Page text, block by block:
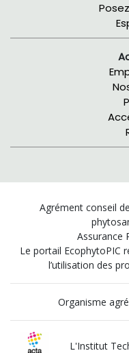
Agrément conseil
Assurance
Le portail EcophytoPIC
l’utilisation des
Organisme
L'Institut